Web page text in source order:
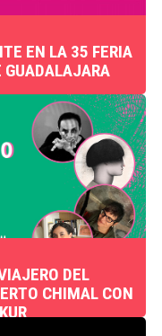
EN LA 35 FERIA
GUADALAJARA
DEL
CHIMAL CON